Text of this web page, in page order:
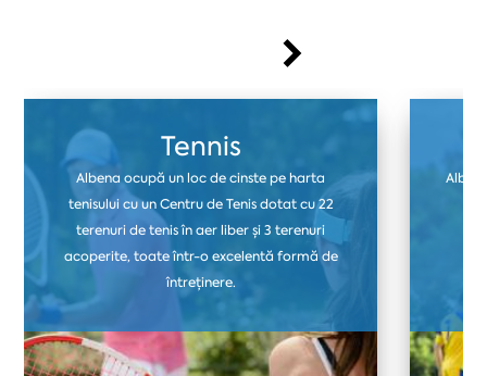
Tennis
Albena ocupă un loc de cinste pe harta
tenisului cu un Centru de Tenis dotat cu 22
terenuri de tenis în aer liber și 3 terenuri
acoperite, toate într-o excelentă formă de
întreținere.